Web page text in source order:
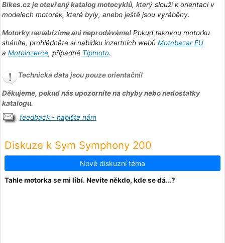
Bikes.cz je otevřený katalog motocyklů, který slouží k orientaci v
modelech motorek, které byly, anebo ještě jsou vyráběny.
Motorky nenabízíme ani neprodáváme!Pokud takovou motorku
sháníte, prohlédněte si nabídku inzertních webů Motobazar EU
a Motoinzerce, případně Tipmoto.
Technická data jsou pouze orientační!
Děkujeme, pokud nás upozorníte na chyby nebo nedostatky
katalogu.
feedback - napište nám
Diskuze k Sym Symphony 200
Nové diskuzní téma
Tahle motorka se mi líbí. Nevíte někdo, kde se dá...?